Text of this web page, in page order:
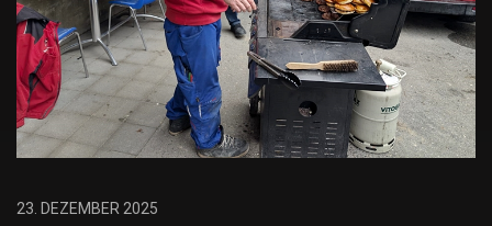
23. DEZEMBER 2025